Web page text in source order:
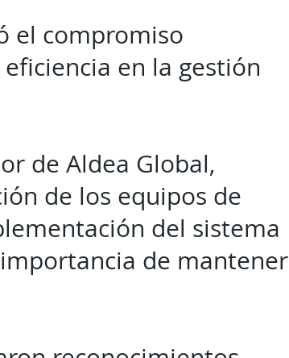
el compromiso
en la gestión
de Aldea Global,
de los equipos de
del sistema
de mantener